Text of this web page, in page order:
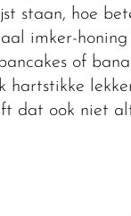
staan, hoe
imker-
of
hartstikke
dat ook niet